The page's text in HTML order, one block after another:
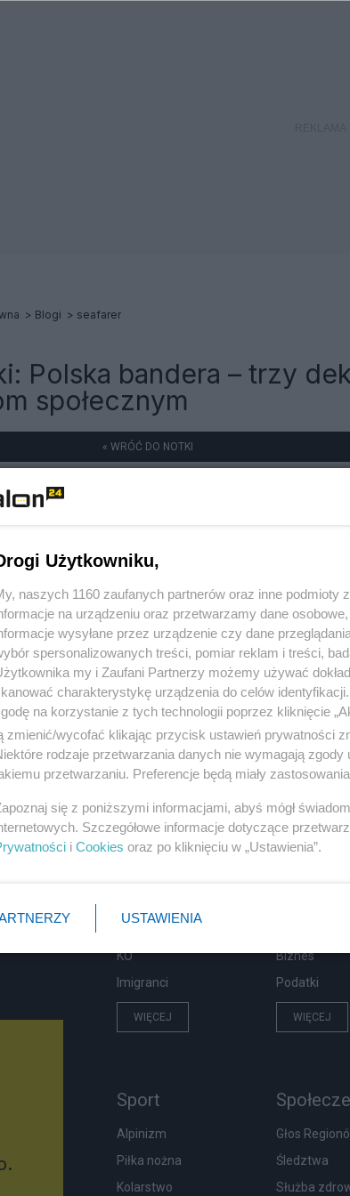
Blogi seafarer
Polska bandera – trzy
społecznym
« WRÓĆ DO NOTKI
Polityka
KO
Imigranci
WIĘCEJ
Biznes
Podatki
WIĘCEJ
Sport
Alpinizm
Piłka nożna
Kolarstwo
Głos
Śledztwa
Służba
Użytkowniku,
naszych 1160 zaufanych partnerów oraz inne
na urządzeniu oraz przetwarzamy dane
wysyłane przez urządzenie czy dane
spersonalizowanych treści, pomiar reklam i treści,
my i Zaufani Partnerzy możemy używać
charakterystykę urządzenia do celów
na korzystanie z tych technologii poprzez kliknięcie
zmienić/wycofać klikając przycisk ustawień prywatności
rodzaje przetwarzania danych nie wymagają
przetwarzaniu. Preferencje będą miały
się z poniższymi informacjami, abyś mógł
Szczegółowe informacje dotyczące
i Cookies oraz po kliknięciu w „Ustawienia”.
USTAWIENIA